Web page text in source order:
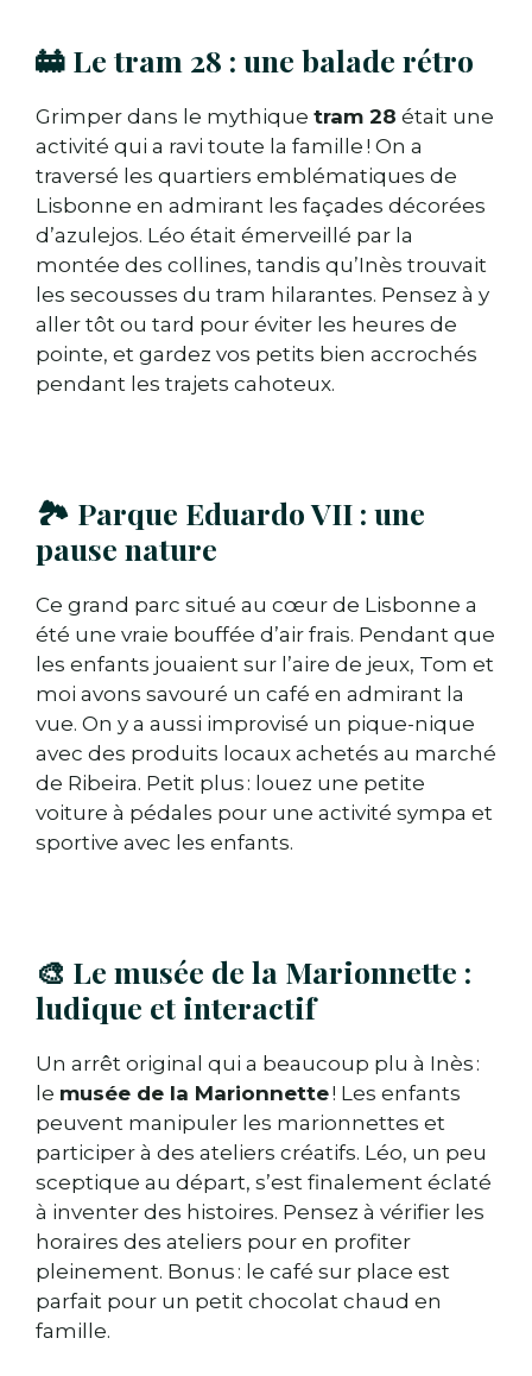
🚋 Le tram 28 : une balade rétro
Grimper dans le mythique tram 28 était une
activité qui a ravi toute la famille ! On a
traversé les quartiers emblématiques de
Lisbonne en admirant les façades décorées
d’azulejos. Léo était émerveillé par la
montée des collines, tandis qu’Inès trouvait
les secousses du tram hilarantes. Pensez à y
aller tôt ou tard pour éviter les heures de
pointe, et gardez vos petits bien accrochés
pendant les trajets cahoteux.
🏞️ Parque Eduardo VII : une
pause nature
Ce grand parc situé au cœur de Lisbonne a
été une vraie bouffée d’air frais. Pendant que
les enfants jouaient sur l’aire de jeux, Tom et
moi avons savouré un café en admirant la
vue. On y a aussi improvisé un pique-nique
avec des produits locaux achetés au marché
de Ribeira. Petit plus : louez une petite
voiture à pédales pour une activité sympa et
sportive avec les enfants.
🎨 Le musée de la Marionnette :
ludique et interactif
Un arrêt original qui a beaucoup plu à Inès :
le musée de la Marionnette! Les enfants
peuvent manipuler les marionnettes et
participer à des ateliers créatifs. Léo, un peu
sceptique au départ, s’est finalement éclaté
à inventer des histoires. Pensez à vérifier les
horaires des ateliers pour en profiter
pleinement. Bonus : le café sur place est
parfait pour un petit chocolat chaud en
famille.